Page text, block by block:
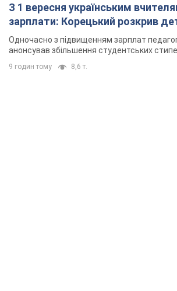
З 1 вересня українським
зарплати: Корецький розкрив
Одночасно з підвищенням зарплат
анонсував збільшення студентських
9 годин тому 8,6 т.